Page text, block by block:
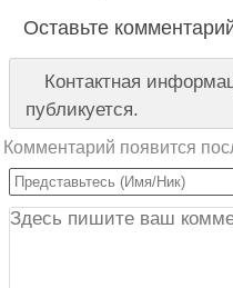
Оставьте
Контактная
публикуется.
Комментарий появится